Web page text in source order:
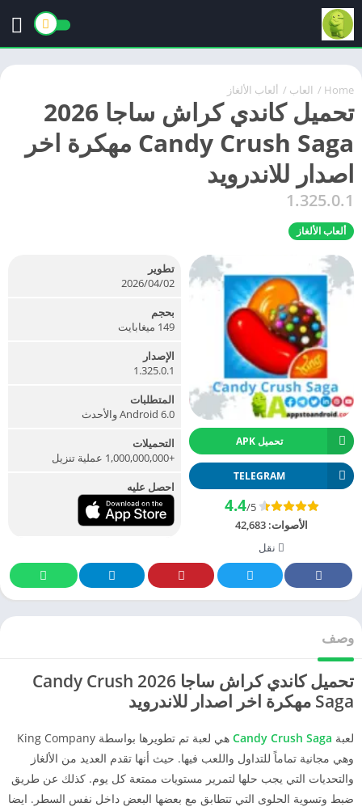
Home
/ العاب / ألعاب الألغاز
تحميل كاندي كراش ساجا 2026
Candy Crush Saga مهكرة اخر
اصدار للاندرويد
1.325.0.1
ألعاب الألغاز
تحميل APK
TELEGRAM
4.4/5
الأصوات: 42,683
نقل
تطوير
02‏/04‏/2026
بحجم
149 ميغابايت
الإصدار
1.325.0.1
المتطلبات
Android 6.0 والأحدث
التحميلات
+1,000,000,000 عملية تنزيل
احصل عليه
وصف
تحميل كاندي كراش ساجا 2026 Candy Crush
Saga مهكرة اخر اصدار للاندرويد
لعبة Candy Crush Saga
هي لعبة تم تطويرها بواسطة King Company
وهي مجانية تماماً للتداول واللعب فيها. حيث أنها تقدم العديد من الألغاز
والتحديات التي يجب حلها لتمرير مستويات ممتعة كل يوم. كذلك عن طريق
ضبط وتسوية الحلوى التي تتطابق مع بعضها البعض داخل نفس السطر. ايضا